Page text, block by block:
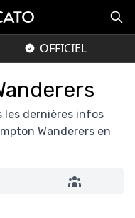
OFFICIEL
les dernières infos
Wanderers en